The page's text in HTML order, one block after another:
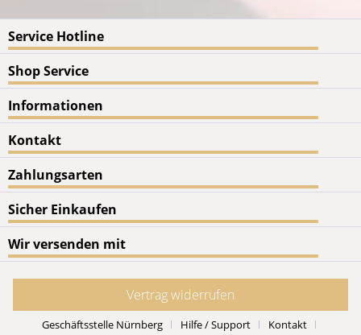
Service Hotline
Shop Service
Informationen
Kontakt
Zahlungsarten
Sicher Einkaufen
Wir versenden mit
Vertrag widerrufen
Geschäftsstelle Nürnberg Hilfe / Support Kontakt